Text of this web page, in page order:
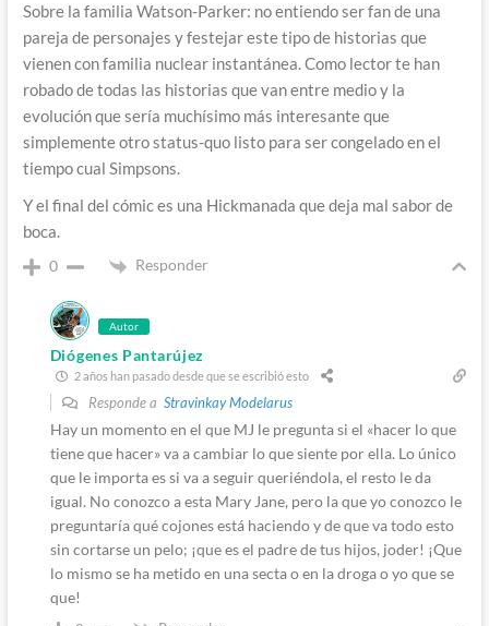
Sobre la familia Watson-Parker: no entiendo ser fan de una
pareja de personajes y festejar este tipo de historias que
vienen con familia nuclear instantánea. Como lector te han
robado de todas las historias que van entre medio y la
evolución que sería muchísimo más interesante que
simplemente otro status-quo listo para ser congelado en el
tiempo cual Simpsons.
Y el final del cómic es una Hickmanada que deja mal sabor de
boca.
0 Responder
Autor
Diógenes Pantarújez
2 años han pasado desde que se escribió esto
Responde a Stravinkay Modelarus
Hay un momento en el que MJ le pregunta si el «hacer lo que
tiene que hacer» va a cambiar lo que siente por ella. Lo único
que le importa es si va a seguir queriéndola, el resto le da
igual. No conozco a esta Mary Jane, pero la que yo conozco le
preguntaría qué cojones está haciendo y de que va todo esto
sin cortarse un pelo; ¡que es el padre de tus hijos, joder! ¡Que
lo mismo se ha metido en una secta o en la droga o yo que se
que!